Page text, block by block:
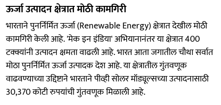
ऊर्जा उत्पादन क्षेत्रात मोठी कामगिरी
भारताने पुनर्निर्मित ऊर्जा (Renewable Energy) क्षेत्रात देखील मोठी
कामगिरी केली आहे. 'मेक इन इंडिया' अभियानानंतर या क्षेत्रात 400
टक्क्यांनी उत्पादन क्षमता वाढली आहे. भारत आता जगातील चौथा सर्वात
मोठा पुनर्निर्मित ऊर्जा उत्पादक देश आहे. या क्षेत्रातील गुंतवणूक
वाढवण्याच्या उद्दिष्टाने भारताने पीव्ही सोलर मॉड्यूल्सच्या उत्पादनासाठी
30,370 कोटी रुपयांची गुंतवणूक मिळाली आहे.